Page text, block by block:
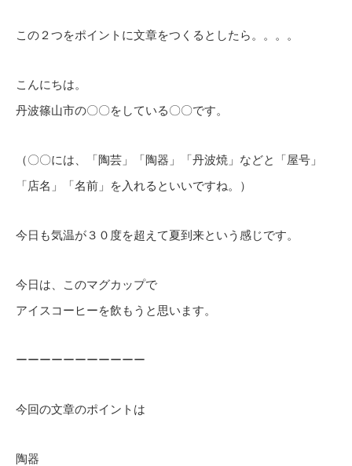
この２つをポイントに文章をつくるとしたら。。。。
こんにちは。
丹波篠山市の〇〇をしている〇〇です。
（〇〇には、「陶芸」「陶器」「丹波焼」などと「屋号」
「店名」「名前」を入れるといいですね。）
今日も気温が３０度を超えて夏到来という感じです。
今日は、このマグカップで
アイスコーヒーを飲もうと思います。
ーーーーーーーーーーー
今回の文章のポイントは
陶器